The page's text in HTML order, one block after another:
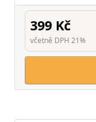
399 Kč
včetně DPH 21%